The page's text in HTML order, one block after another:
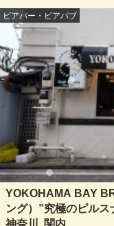
ビアバー・ビアパブ
YOKOHAMA BAY
ング）”究極のピル
神奈川, 関内